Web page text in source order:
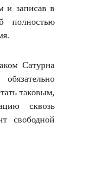
и записав в
полностью
Сатурна
таковым,
сквозь
свободной